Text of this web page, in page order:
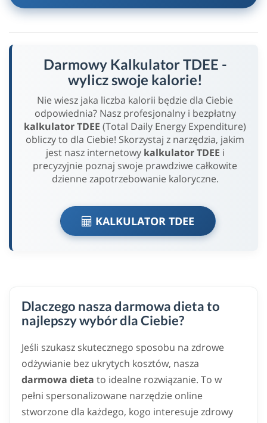
Darmowy Kalkulator TDEE -
wylicz swoje kalorie!
Nie wiesz jaka liczba kalorii będzie dla Ciebie
odpowiednia? Nasz profesjonalny i bezpłatny
kalkulator TDEE (Total Daily Energy Expenditure)
obliczy to dla Ciebie! Skorzystaj z narzędzia, jakim
jest nasz internetowy kalkulator TDEE i
precyzyjnie poznaj swoje prawdziwe całkowite
dzienne zapotrzebowanie kaloryczne.
KALKULATOR TDEE
Dlaczego nasza darmowa dieta to
najlepszy wybór dla Ciebie?
Jeśli szukasz skutecznego sposobu na zdrowe
odżywianie bez ukrytych kosztów, nasza
darmowa dieta to idealne rozwiązanie. To w
pełni spersonalizowane narzędzie online
stworzone dla każdego, kogo interesuje zdrowy